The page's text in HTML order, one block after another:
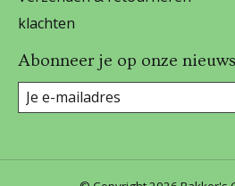
klachten
Abonneer je op onze